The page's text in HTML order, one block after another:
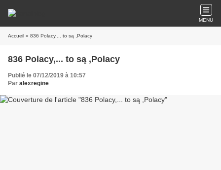
MENU
Accueil » 836 Polacy,... to są ,Polacy
836 Polacy,... to są ,Polacy
Publié le 07/12/2019 à 10:57
Par alexregine